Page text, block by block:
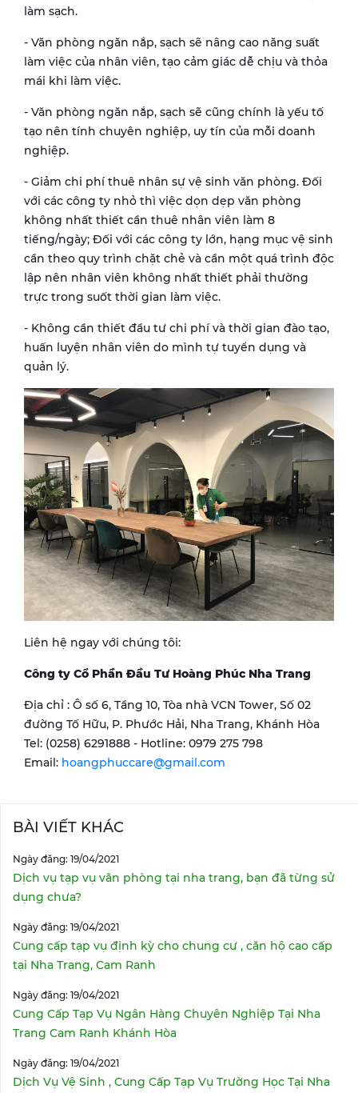
làm sạch.
- Văn phòng ngăn nắp, sạch sẽ nâng cao năng suất
làm việc của nhân viên, tạo cảm giác dễ chịu và thỏa
mái khi làm việc.
- Văn phòng ngăn nắp, sạch sẽ cũng chính là yếu tố
tạo nên tính chuyên nghiệp, uy tín của mỗi doanh
nghiệp.
- Giảm chi phí thuê nhân sự vệ sinh văn phòng. Đối
với các công ty nhỏ thì việc dọn dẹp văn phòng
không nhất thiết cần thuê nhân viên làm 8
tiếng/ngày; Đối với các công ty lớn, hạng mục vệ sinh
cần theo quy trình chặt chẻ và cần một quá trình độc
lập nên nhân viên không nhất thiết phải thường
trực trong suốt thời gian làm việc.
- Không cần thiết đầu tư chi phí và thời gian đào tạo,
huấn luyện nhân viên do mình tự tuyển dụng và
quản lý.
Liên hệ ngay với chúng tôi:
Công ty Cổ Phần Đầu Tư Hoàng Phúc Nha Trang
Địa chỉ : Ô số 6, Tầng 10, Tòa nhà VCN Tower, Số 02
đường Tố Hữu, P. Phước Hải, Nha Trang, Khánh Hòa
Tel: (0258) 6291888 - Hotline: 0979 275 798
Email: hoangphuccare@gmail.com
BÀI VIẾT KHÁC
Ngày đăng: 19/04/2021
Dịch vụ tạp vụ văn phòng tại nha trang, bạn đã từng sử
dụng chưa?
Ngày đăng: 19/04/2021
Cung cấp tạp vụ định kỳ cho chung cư , căn hộ cao cấp
tại Nha Trang, Cam Ranh
Ngày đăng: 19/04/2021
Cung Cấp Tạp Vụ Ngân Hàng Chuyên Nghiệp Tại Nha
Trang Cam Ranh Khánh Hòa
Ngày đăng: 19/04/2021
Dịch Vụ Vệ Sinh , Cung Cấp Tạp Vụ Trường Học Tại Nha